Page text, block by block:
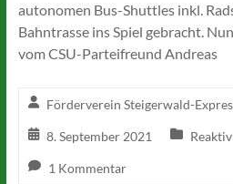
autonomen Bus-Shuttles inkl.
Bahntrasse ins Spiel gebracht.
vom CSU-Parteifreund Andreas
Förderverein Steigerwald-
8. September 2021
1 Kommentar